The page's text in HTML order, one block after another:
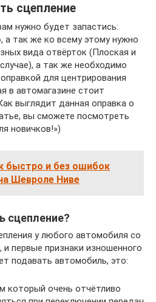
сцепление
нужно будет запастись:
а так же ко всему этому нужно
вида отвёрток (Плоская и
а так же необходимо
для центрирования
в автомагазине стоит
выглядит данная оправка о
вы сможете посмотреть
новичков!»)
быстро и без ошибок
Шевроле Ниве
сцепление?
у любого автомобиля со
первые признаки изношенного
подавать автомобиль, это:
который очень отчётливо